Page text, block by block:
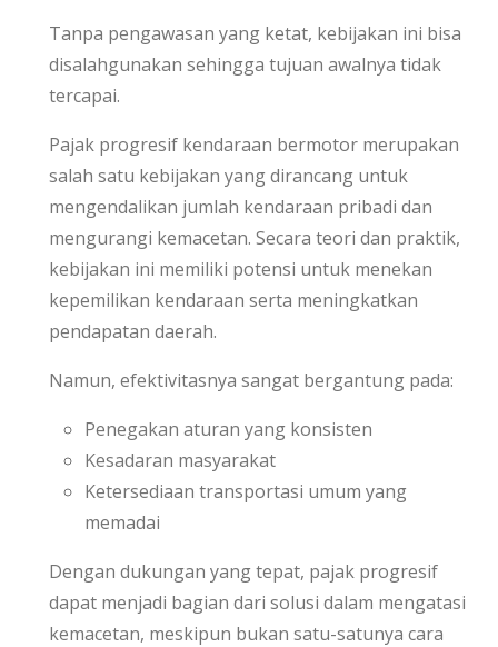
Tanpa pengawasan yang ketat, kebijakan ini bisa
disalahgunakan sehingga tujuan awalnya tidak
tercapai.
Pajak progresif kendaraan bermotor merupakan
salah satu kebijakan yang dirancang untuk
mengendalikan jumlah kendaraan pribadi dan
mengurangi kemacetan. Secara teori dan praktik,
kebijakan ini memiliki potensi untuk menekan
kepemilikan kendaraan serta meningkatkan
pendapatan daerah.
Namun, efektivitasnya sangat bergantung pada:
Penegakan aturan yang konsisten
Kesadaran masyarakat
Ketersediaan transportasi umum yang
memadai
Dengan dukungan yang tepat, pajak progresif
dapat menjadi bagian dari solusi dalam mengatasi
kemacetan, meskipun bukan satu-satunya cara